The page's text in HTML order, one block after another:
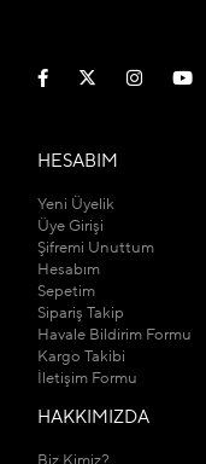
HESABIM
Yeni Üyelik
Üye Girişi
Şifremi Unuttum
Hesabım
Sepetim
Sipariş Takip
Havale Bildirim Formu
Kargo Takibi
İletişim Formu
HAKKIMIZDA
Biz Kimiz?